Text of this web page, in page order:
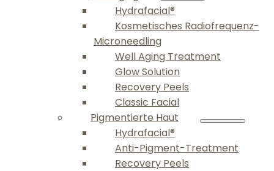
Hydrafacial®
Kosmetisches Radiofrequenz-
Microneedling
Well Aging Treatment
Glow Solution
Recovery Peels
Classic Facial
Pigmentierte Haut
Hydrafacial®
Anti-Pigment-Treatment
Recovery Peels